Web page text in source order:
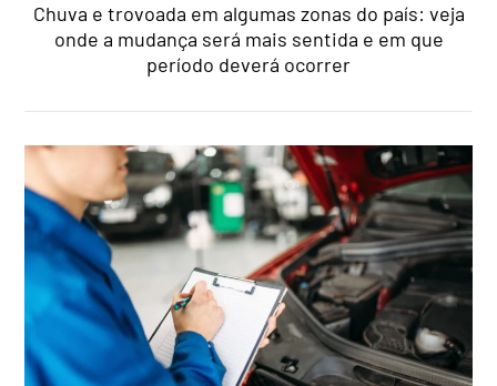
Chuva e trovoada em algumas zonas do país: veja
onde a mudança será mais sentida e em que
período deverá ocorrer